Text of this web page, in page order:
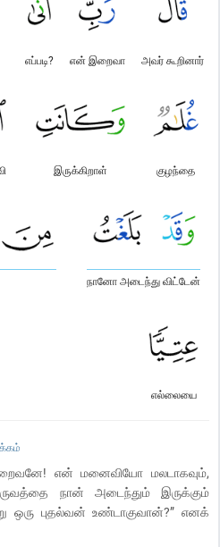
அவர் கூறினார்
என் இறைவா
எப்படி?
குழந்தை
இருக்கிறாள்
நானோ அடைந்து விட்டேன்
எல்லையை
என் மனைவியோ மலடாகவும்,
நான் அடைந்தும் இருக்கும்
ஒரு புதல்வன் உண்டாகுவான்?” எனக்